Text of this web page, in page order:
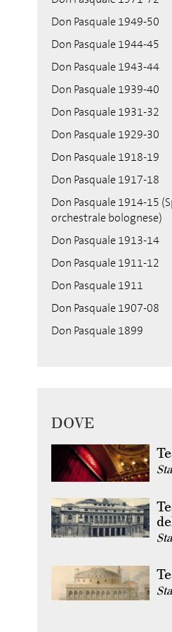
Don Pasquale 1949-50
Don Pasquale 1944-45
Don Pasquale 1943-44
Don Pasquale 1939-40
Don Pasquale 1931-32
Don Pasquale 1929-30
Don Pasquale 1918-19
Don Pasquale 1917-18
Don Pasquale 1914-15
orchestrale bolognese)
Don Pasquale 1913-14
Don Pasquale 1911-12
Don Pasquale 1911
Don Pasquale 1907-08
Don Pasquale 1899
DOVE